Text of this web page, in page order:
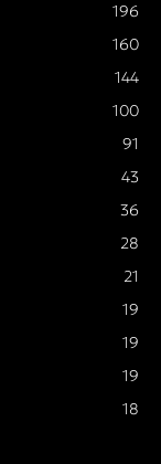
196
160
144
100
91
43
36
28
21
19
19
19
18